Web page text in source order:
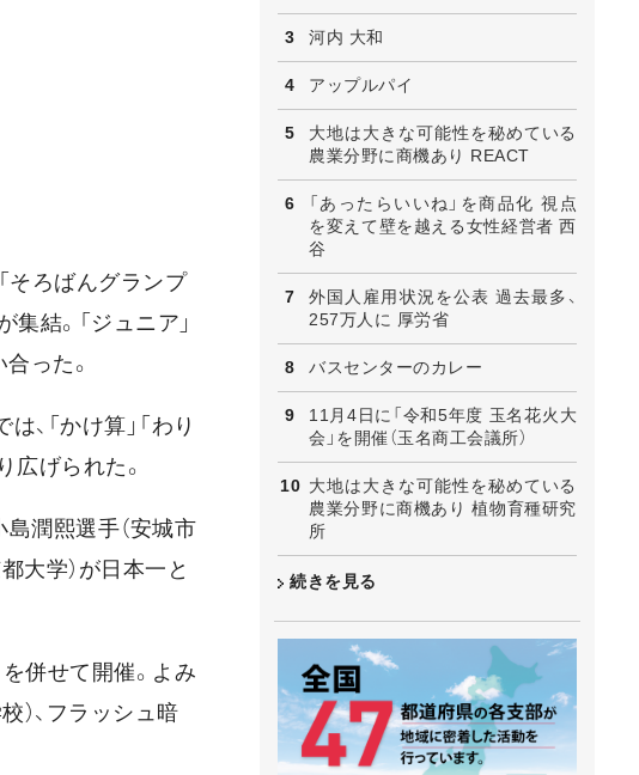
そろばんグランプ
結。「ジュニア」
った。
「かけ算」「わり
広げられた。
潤熙選手（安城市
大学）が日本一と
を併せて開催。よみ
）、フラッシュ暗
河内 大和
アップルパイ
大地は大きな可能性を秘めている
農業分野に商機あり REACT
「あったらいいね」を商品化 視点
を変えて壁を越える女性経営者 西
谷
外国人雇用状況を公表 過去最多、
257万人に 厚労省
バスセンターのカレー
11月4日に「令和5年度 玉名花火大
会」を開催（玉名商工会議所）
大地は大きな可能性を秘めている
農業分野に商機あり 植物育種研究
所
続きを見る